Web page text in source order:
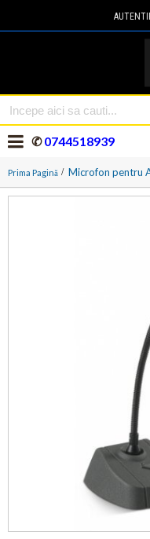
✆0744518939
Prima Pagină Microfon pentru